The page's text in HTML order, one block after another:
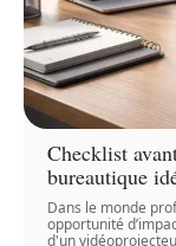
Checklist
bureautique
Dans le monde
opportunité
d'un